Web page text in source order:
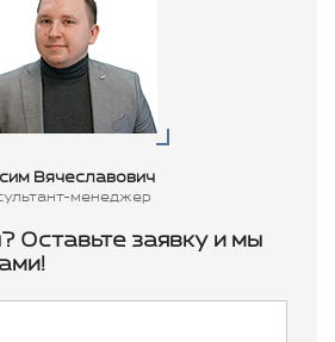
Вячеславович
менеджер
Оставьте заявку и мы